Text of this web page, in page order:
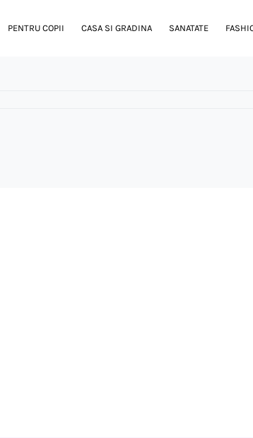
PENTRU COPII CASA SI GRADINA SANATATE